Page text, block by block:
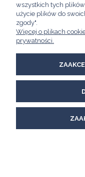
Kawimet
email:
POKAŻ
Sklep
wszystkich tych
użycie plików do
zgody".
Więcej o plikach
prywatności.